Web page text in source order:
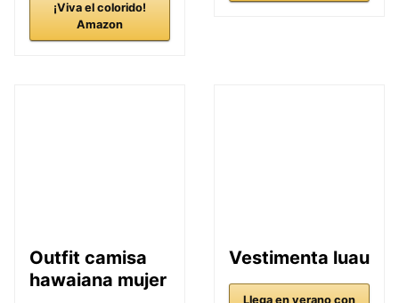
¡Viva el colorido!
Amazon
Outfit camisa
hawaiana mujer
Vestimenta luau
Llega en verano con